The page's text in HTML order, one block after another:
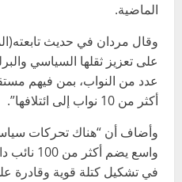
الماضية.
وقال مردان في حديث
على تعزيز ثقلها السياسي
عدد من النواب، بمن فيهم
أكثر من 10 نواب إلى ائتلافها”.
وأضاف أن “هناك تحركات
واسع يضم
في تشكيل كتلة قوية وقادرة